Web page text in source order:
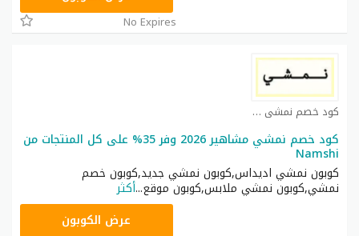
No Expires
كود خصم نمشي كوبون
كود خصم نمشي مشاهير 2026 وفر 35% على كل المنتجات من
Namshi
كوبون نمشي اديداس,كوبون نمشي جديد,كوبون خصم
نمشي,كوبون نمشي ملابس,كوبون موقع...أكثر
AC182عرض الكوبون